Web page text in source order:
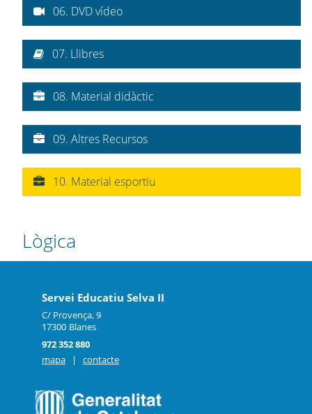
06. DVD vídeo
07. Llibres
08. Material didàctic
09. Altres Recursos
10. Material esportiu
Lògica
Servei Educatiu Selva II
C/ Provença, 9
17300 Blanes
972 352 880
mapa
| contacte